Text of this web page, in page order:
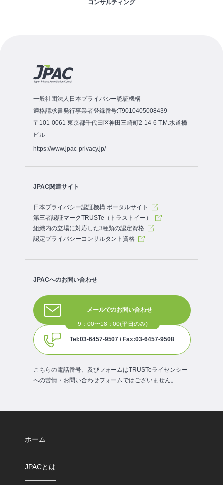
コンサルティング
一般社団法人日本プライバシー認証機構
適格請求書発行事業者登録番号:T9010405008439
〒101-0061 東京都千代田区神田三崎町2-14-6 T.M.水道橋
ビル
https://www.jpac-privacy.jp/
JPAC関連サイト
日本プライバシー認証機構 ポータルサイト
第三者認証マークTRUSTe（トラストイー）
組織内の立場に対応した3種類の認定資格
認定プライバシーコンサルタント資格
JPACへのお問い合わせ
メールでのお問い合わせ
Tel:03-6457-9507 / Fax:03-6457-9508
こちらの電話番号、及びフォームはTRUSTeライセンシー
への苦情・お問い合わせフォームではございません。
ホーム
JPACとは